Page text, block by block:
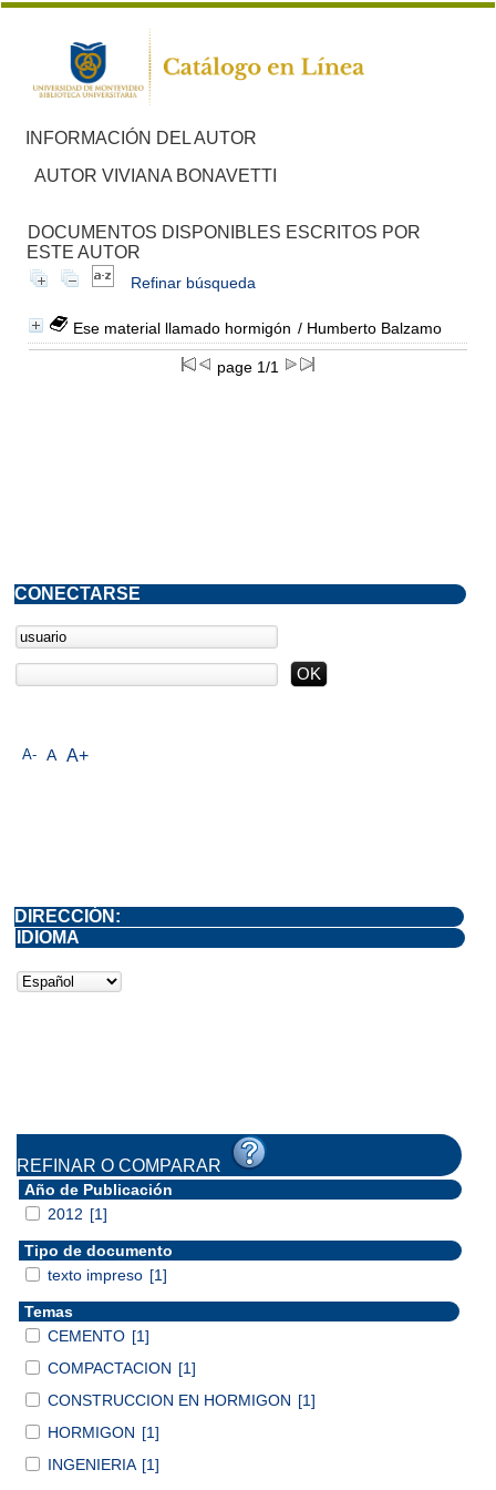
INFORMACIÓN DEL AUTOR
AUTOR VIVIANA BONAVETTI
DOCUMENTOS DISPONIBLES ESCRITOS POR
ESTE AUTOR
Refinar búsqueda
Ese material llamado hormigón / Humberto Balzamo
page 1/1
A- A A+
CONECTARSE
DIRECCIÓN:
IDIOMA
REFINAR O COMPARAR
Año de Publicación
2012 [1]
Tipo de documento
texto impreso [1]
Temas
CEMENTO [1]
COMPACTACION [1]
CONSTRUCCION EN HORMIGON [1]
HORMIGON [1]
INGENIERIA [1]